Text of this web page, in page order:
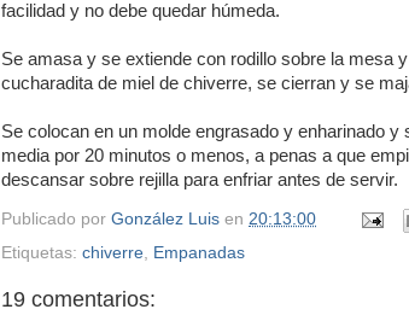
facilidad y no debe quedar húmeda.
Se amasa y se extiende con rodillo sobre la mesa
cucharadita de miel de chiverre, se cierran y se
Se colocan en un molde engrasado y enharinado y
media por 20 minutos o menos, a penas a que
descansar sobre rejilla para enfriar antes de servir.
Publicado por González Luis en 20:13:00
Etiquetas: chiverre Empanadas
19 comentarios: